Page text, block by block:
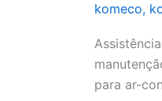
komeco,
para ar-